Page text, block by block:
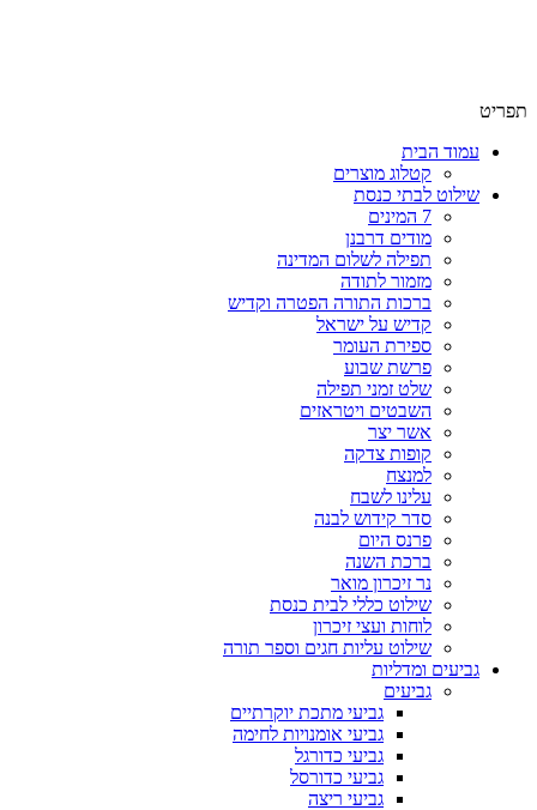
תפריט
עמוד הבית
קטלוג מוצרים
שילוט לבתי כנסת
7 המינים
מודים דרבנן
תפילה לשלום המדינה
מזמור לתודה
ברכות התורה הפטרה וקדיש
קדיש על ישראל
ספירת העומר
פרשת שבוע
שלט זמני תפילה
השבטים ויטראזים
אשר יצר
קופות צדקה
למנצח
עלינו לשבח
סדר קידוש לבנה
פרנס היום
ברכת השנה
נר זיכרון מואר
שילוט כללי לבית כנסת
לוחות ועצי זיכרון
שילוט עליות חגים וספר תורה
גביעים ומדליות
גביעים
גביעי מתכת יוקרתיים
גביעי אומנויות לחימה
גביעי כדורגל
גביעי כדורסל
גביעי ריצה